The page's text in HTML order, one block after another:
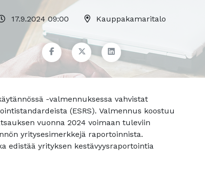
17.9.2024 09:00 Kauppakamaritalo
-valmennuksessa vahvistat
(ESRS). Valmennus koostuu
vuonna 2024 voimaan tuleviin
yritysesimerkkejä raportoinnista.
edistää yrityksen kestävyysraportointia